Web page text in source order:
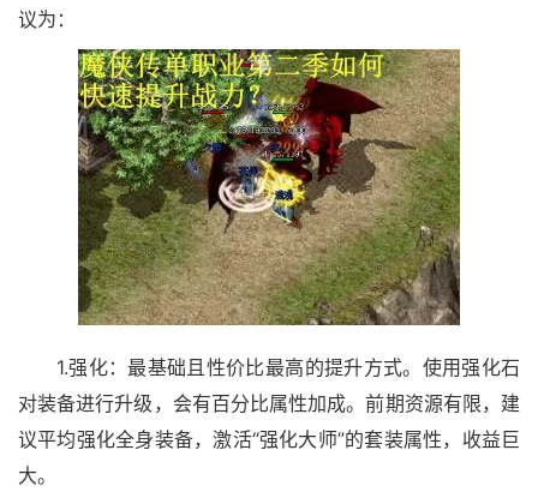
议为：
1.强化：最基础且性价比最高的提升方式。使用强化石
对装备进行升级，会有百分比属性加成。前期资源有限，建
议平均强化全身装备，激活“强化大师”的套装属性，收益巨
大。